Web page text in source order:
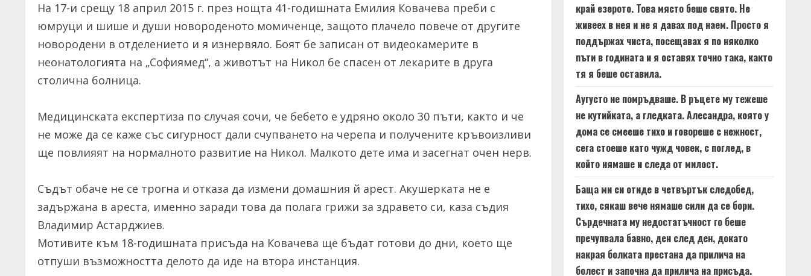
На 17-и срещу 18 април 2015 г. през нощта 41-годишната Емилия Ковачева преби с
юмруци и шише и души новороденото момиченце, защото плачело повече от другите
новородени в отделението и я изнервяло. Боят бе записан от видеокамерите в
неонатологията на „Софиямед“, а животът на Никол бе спасен от лекарите в друга
столична болница.
Медицинската експертиза по случая сочи, че бебето е удряно около 30 пъти, както и че
не може да се каже със сигурност дали счупването на черепа и получените кръвоизливи
ще повлияят на нормалното развитие на Никол. Малкото дете има и засегнат очен нерв.
Съдът обаче не се трогна и отказа да измени домашния й арест. Акушерката не е
задържана в ареста, именно заради това да полага грижи за здравето си, каза съдия
Владимир Астарджиев.
Мотивите към 18-годишната присъда на Ковачева ще бъдат готови до дни, което ще
отпуши възможността делото да иде на втора инстанция.
край езерото. Това място беше свято. Не
живеех в нея и не я давах под наем. Просто я
поддържах чиста, посещавах я по няколко
пъти в годината и я оставях точно така, както
тя я беше оставила.
Аугусто не помръдваше. В ръцете му тежеше
не кутийката, а гледката. Алесандра, която у
дома се смееше тихо и говореше с нежност,
сега стоеше като чужд човек, с поглед, в
който нямаше и следа от милост.
Баща ми си отиде в четвъртък следобед,
тихо, сякаш вече нямаше сили да се бори.
Сърдечната му недостатъчност го беше
пречупвала бавно, ден след ден, докато
накрая болката престана да прилича на
болест и започна да прилича на присъда.